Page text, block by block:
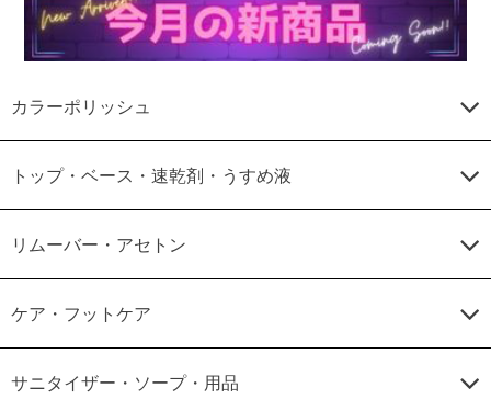
カラーポリッシュ
トップ・ベース・速乾剤・うすめ液
リムーバー・アセトン
ケア・フットケア
サニタイザー・ソープ・用品